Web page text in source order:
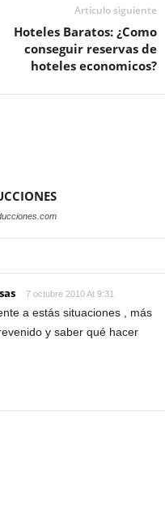
Artículo siguiente
Hoteles Baratos: ¿Como
conseguir reservas de
hoteles economicos?
7 octubre 2010 At 9:31
a estás situaciones , más
y saber qué hacer